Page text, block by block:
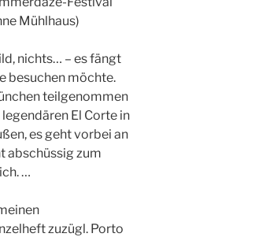
Mühlhaus)
nichts… – es fängt
besuchen möchte.
teilgenommen
El Corte in
es geht vorbei an
abschüssig zum
…
zuzügl. Porto